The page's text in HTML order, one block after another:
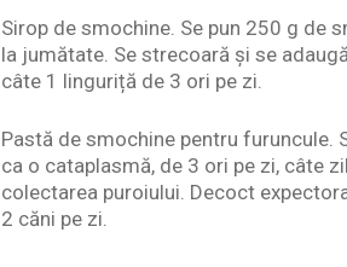
Sirop de smochine. Se pun 250 g de
la jumătate. Se strecoară și se
câte 1 linguriță de 3 ori pe zi.
Pastă de smochine pentru furuncule.
ca o cataplasmă, de 3 ori pe zi, câte
colectarea puroiului. Decoct
2 căni pe zi.